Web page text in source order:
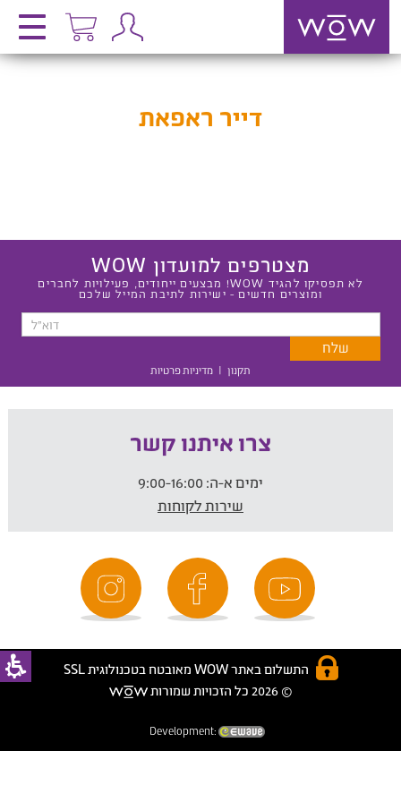
דייר ראפאת
מצטרפים למועדון WOW
לא תפסיקו להגיד WOW! מבצעים ייחודים, פעילויות לחברים
ומוצרים חדשים - ישירות לתיבת המייל שלכם
תקנון | מדיניות פרטיות
צרו איתנו קשר
ימים א-ה:
שירות לקוחות
התשלום באתר WOW מאובטח בטכנולוגית SSL
© 2026 כל הזכויות שמורות
Development: